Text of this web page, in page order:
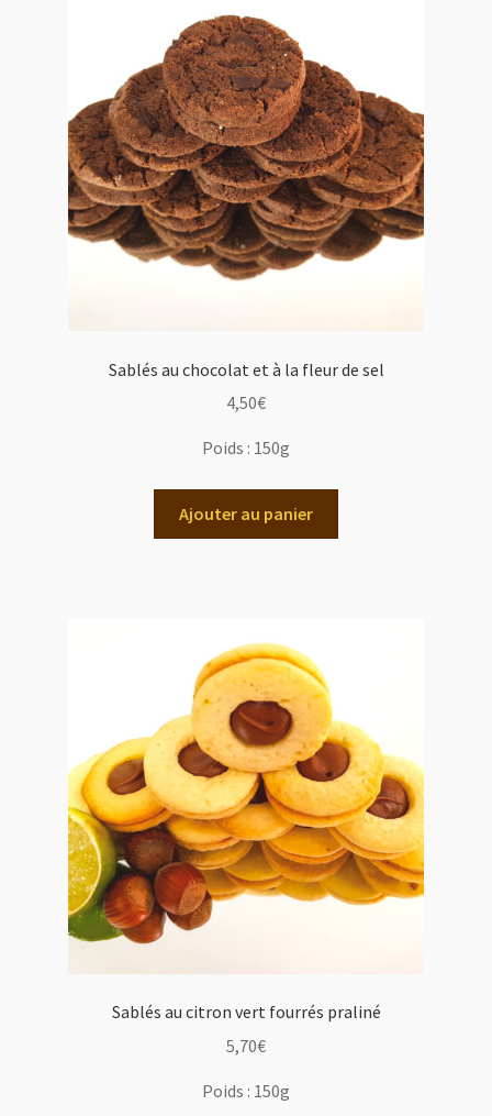
Sablés au chocolat et à la fleur de sel
4,50€
Poids : 150g
Ajouter au panier
Sablés au citron vert fourrés praliné
5,70€
Poids : 150g